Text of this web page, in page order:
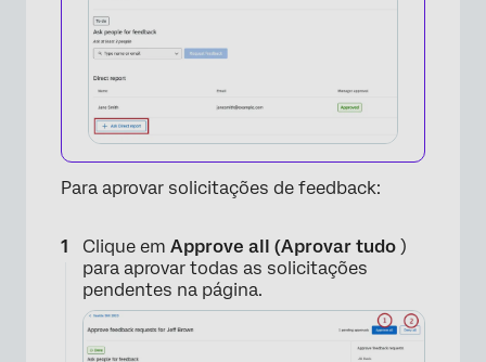
×
Para aprovar solicitações de feedback:
Clique em Approve all (Aprovar tudo )
para aprovar todas as solicitações
pendentes na página.